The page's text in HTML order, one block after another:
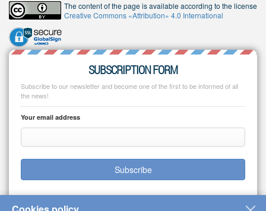
The content of the page is available according to the license
Creative Commons «Attribution» 4.0 International
SUBSCRIPTION FORM
Subscribe to our newsletter and become one of the first to be informed of all
the news!
Your email address
Subscribe